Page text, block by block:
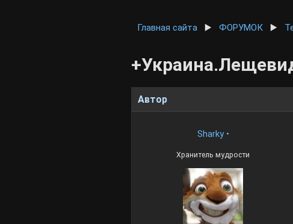
Главная сайта
▶️ФОРУМОК ▶️
Автор
Sharky •
Хранитель мудрости